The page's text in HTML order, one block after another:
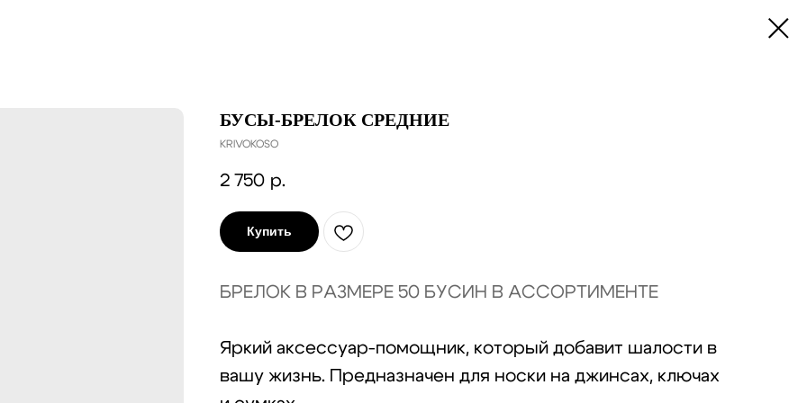
БУСЫ-БРЕЛОК СРЕДНИЕ
KRIVOKOSO
2 750 р.
Купить
БРЕЛОК В РАЗМЕРЕ 50 БУСИН В АССОРТИМЕНТЕ
Яркий аксессуар-помощник, который добавит шалости в
вашу жизнь. Предназначен для носки на джинсах, ключах